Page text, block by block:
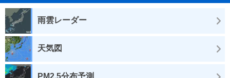
雨雲レーダー
天気図
PM2.5分布予測